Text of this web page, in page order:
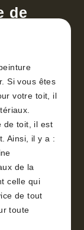
de
Si vous êtes
votre toit, il
de toit, il est
Ainsi, il y a :
de la
celle qui
de tout
toute